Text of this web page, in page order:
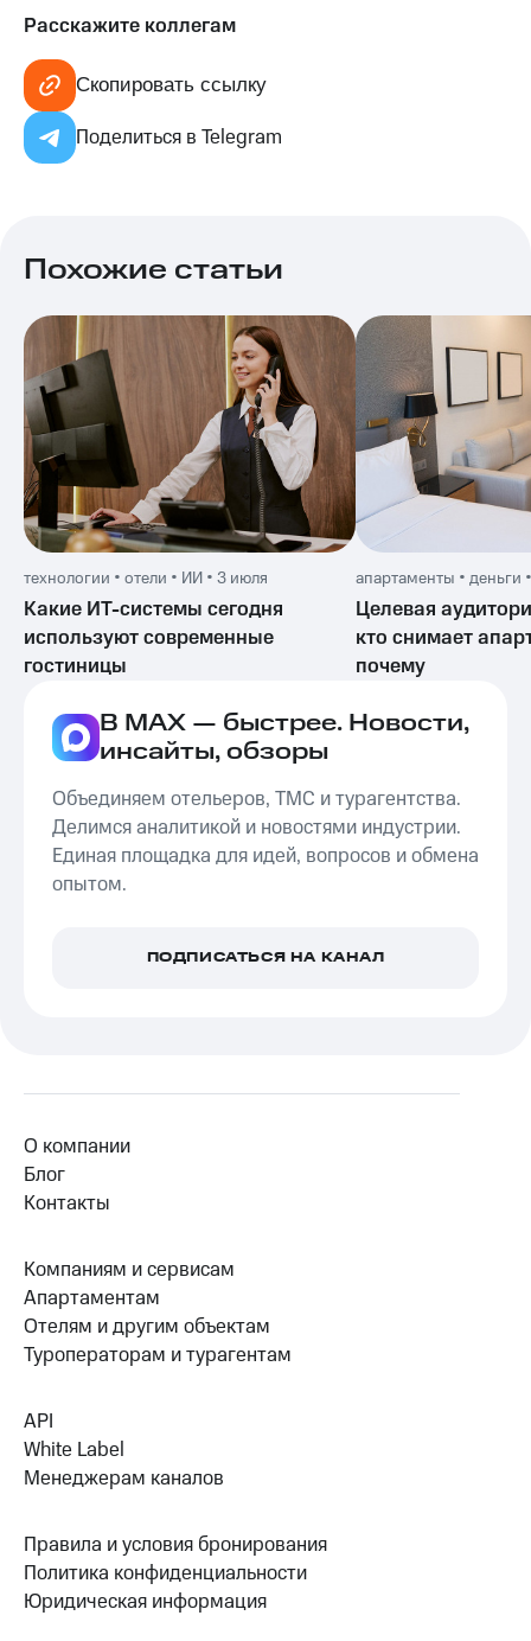
Расскажите коллегам
Скопировать ссылку
Поделиться в Telegram
Похожие статьи
технологии • отели • ИИ • 3 июля
Какие ИТ-системы сегодня
используют современные
гостиницы
Целевая
кто снимает
почему
В MAX — быстрее. Новости,
инсайты, обзоры
Объединяем отельеров, ТМС и турагентства.
Делимся аналитикой и новостями индустрии.
Единая площадка для идей, вопросов и обмена
опытом.
ПОДПИСАТЬСЯ НА КАНАЛ
О компании
Блог
Контакты
Компаниям и сервисам
Апартаментам
Отелям и другим объектам
Туроператорам и турагентам
API
White Label
Менеджерам каналов
Правила и условия бронирования
Политика конфиденциальности
Юридическая информация